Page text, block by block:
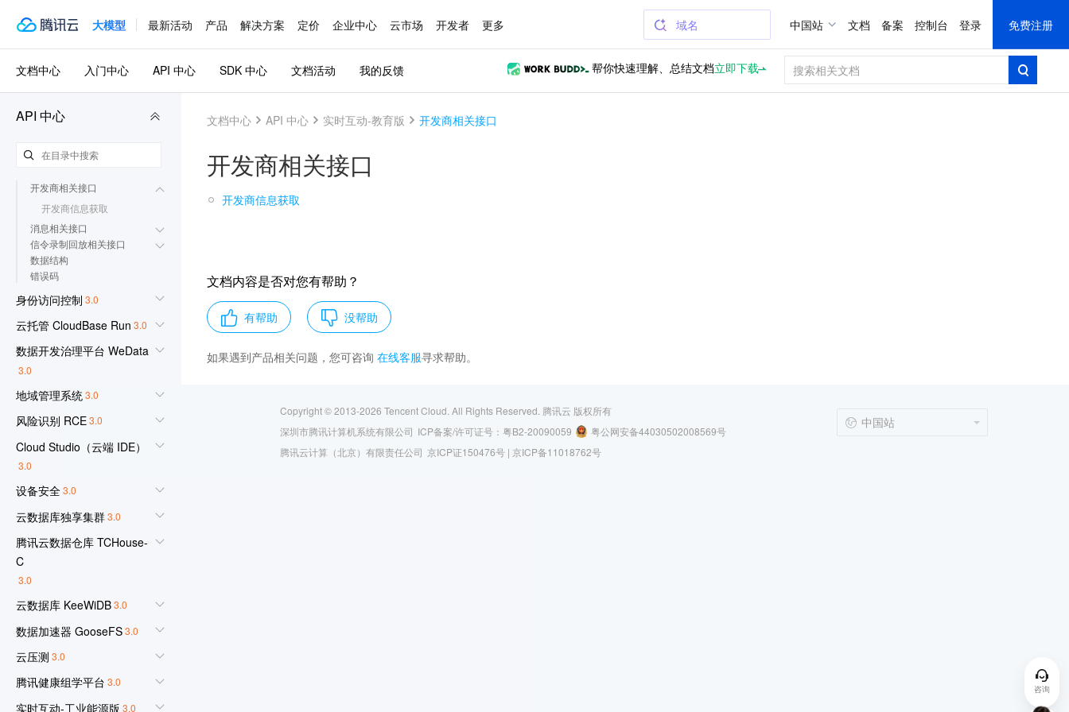
大模型 最新活动 产品 解决方案 定价 企业中心 云市场 开发者 更多 域名 中国站 文档 备案 控制台 登录 免费注册
API 中心
简介
应用配置相关接口
用户登录相关接口
录制管理相关接口
课件管理相关接口
用户管理相关接口
开发商相关接口
开发商信息获取
消息相关接口
信令录制回放相关接口
数据结构
错误码
身份访问控制 3.0
云托管 CloudBase Run 3.0
数据开发治理平台 WeData
3.0
地域管理系统3.0
风险识别 RCE3.0
Cloud Studio（云端 IDE）
3.0
设备安全3.0
云数据库独享集群3.0
腾讯云数据仓库 TCHouse-
C
3.0
云数据库 KeeWiDB3.0
数据加速器 GooseFS3.0
云压测 3.0
腾讯健康组学平台 3.0
实时互动-工业能源版 3.0
文档中心 入门中心 API 中心 SDK 中心 文档活动 我的反馈 帮你快速理解、总结文档立即下载
文档中心 API 中心 实时互动-教育版 开发商相关接口
开发商相关接口
开发商信息获取
文档内容是否对您有帮助？
有帮助 没帮助
如果遇到产品相关问题，您可咨询 在线客服寻求帮助。
Copyright © 2013-2026 Tencent Cloud. All Rights Reserved. 腾讯云 版权所有
深圳市腾讯计算机系统有限公司 ICP备案/许可证号： 粤B2-20090059
粤公网安备44030502008569号
腾讯云计算（北京）有限责任公司 京ICP证150476号 | 京ICP备11018762号
中国站
咨询